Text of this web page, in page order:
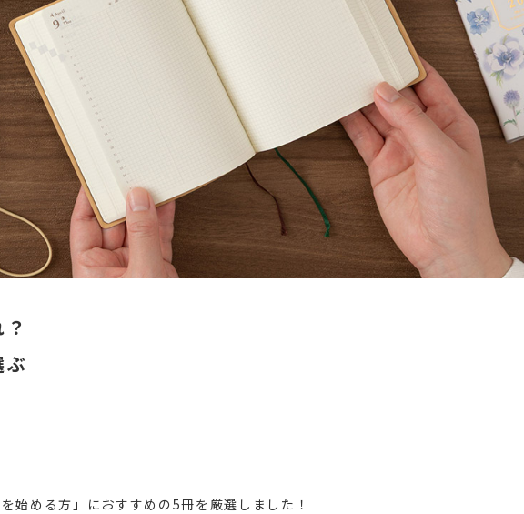
始める方」におすすめの5冊を厳選しました！